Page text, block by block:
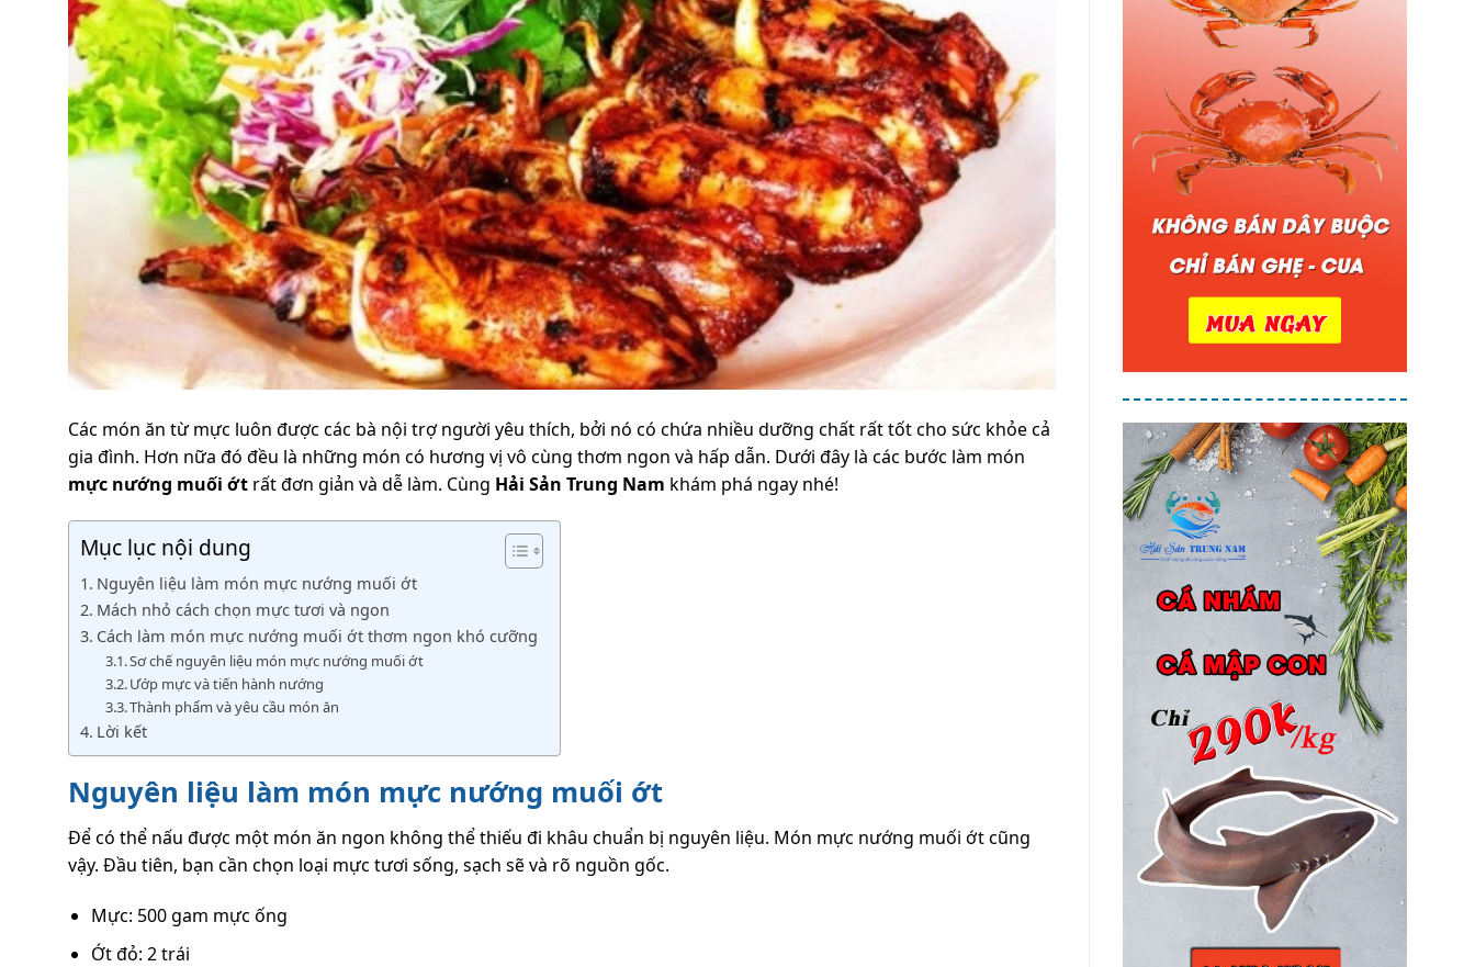
Các món ăn từ mực luôn được các bà nội trợ người yêu thích, bởi nó có chứa nhiều dưỡng chất rất tốt cho sức khỏe cả
gia đình. Hơn nữa đó đều là những món có hương vị vô cùng thơm ngon và hấp dẫn. Dưới đây là các bước làm món
mực nướng muối ớt rất đơn giản và dễ làm. Cùng Hải Sản Trung Nam khám phá ngay nhé!
Mục lục nội dung
Nguyên liệu làm món mực nướng muối ớt
Mách nhỏ cách chọn mực tươi và ngon
Cách làm món mực nướng muối ớt thơm ngon khó cưỡng
Sơ chế nguyên liệu món mực nướng muối ớt
Ướp mực và tiến hành nướng
Thành phẩm và yêu cầu món ăn
Lời kết
Nguyên liệu làm món mực nướng muối ớt
Để có thể nấu được một món ăn ngon không thể thiếu đi khâu chuẩn bị nguyên liệu. Món mực nướng muối ớt cũng
vậy. Đầu tiên, bạn cần chọn loại mực tươi sống, sạch sẽ và rõ nguồn gốc.
Mực: 500 gam mực ống
Ớt đỏ: 2 trái